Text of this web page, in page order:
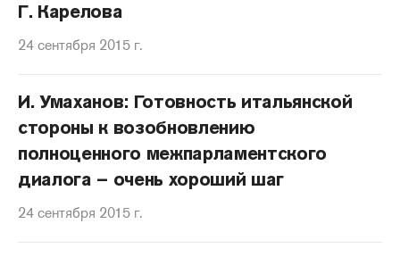
Г. Карелова
24 сентября 2015 г.
И. Умаханов: Готовность итальянской
стороны к возобновлению
полноценного межпарламентского
диалога – очень хороший шаг
24 сентября 2015 г.